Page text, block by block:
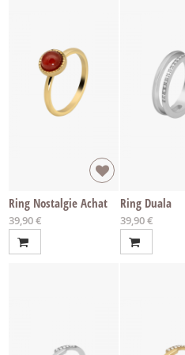
Ring Nostalgie Achat
Ab
39,90 €
Ring Duala
Ab
39,90 €